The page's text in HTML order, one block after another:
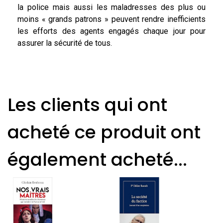
la police mais aussi les maladresses des plus ou
moins « grands patrons » peuvent rendre inefficients
les efforts des agents engagés chaque jour pour
assurer la sécurité de tous.
Les clients qui ont
acheté ce produit ont
également acheté...